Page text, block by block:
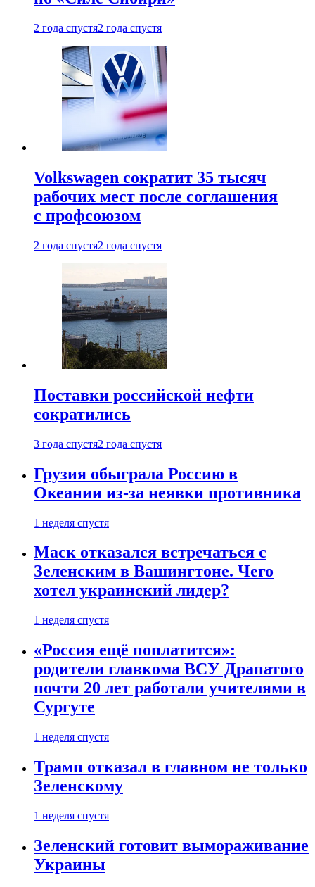
2 года спустя2 года спустя
Volkswagen сократит 35 тысяч
рабочих мест после соглашения
с профсоюзом
2 года спустя2 года спустя
Поставки российской нефти
сократились
3 года спустя2 года спустя
Грузия обыграла Россию в
Океании из-за неявки противника
1 неделя спустя
Маск отказался встречаться с
Зеленским в Вашингтоне. Чего
хотел украинский лидер?
1 неделя спустя
«Россия ещё поплатится»:
родители главкома ВСУ Драпатого
почти 20 лет работали учителями в
Сургуте
1 неделя спустя
Трамп отказал в главном не только
Зеленскому
1 неделя спустя
Зеленский готовит вымораживание
Украины